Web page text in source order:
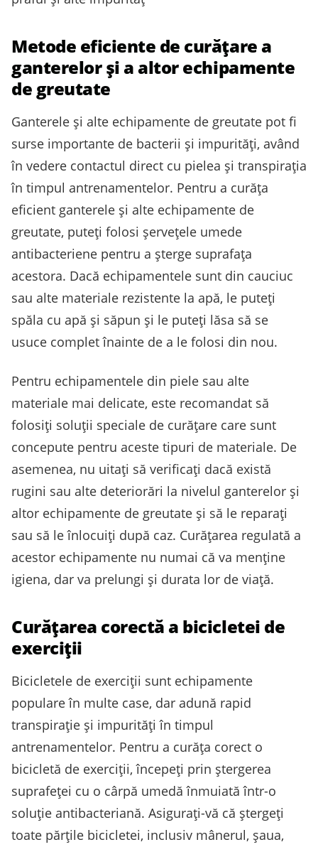
Metode eficiente de curățare a
ganterelor și a altor echipamente
de greutate
Ganterele și alte echipamente de greutate pot fi
surse importante de bacterii și impurități, având
în vedere contactul direct cu pielea și transpirația
în timpul antrenamentelor. Pentru a curăța
eficient ganterele și alte echipamente de
greutate, puteți folosi șervețele umede
antibacteriene pentru a șterge suprafața
acestora. Dacă echipamentele sunt din cauciuc
sau alte materiale rezistente la apă, le puteți
spăla cu apă și săpun și le puteți lăsa să se
usuce complet înainte de a le folosi din nou.
Pentru echipamentele din piele sau alte
materiale mai delicate, este recomandat să
folosiți soluții speciale de curățare care sunt
concepute pentru aceste tipuri de materiale. De
asemenea, nu uitați să verificați dacă există
rugini sau alte deteriorări la nivelul ganterelor și
altor echipamente de greutate și să le reparați
sau să le înlocuiți după caz. Curățarea regulată a
acestor echipamente nu numai că va menține
igiena, dar va prelungi și durata lor de viață.
Curățarea corectă a bicicletei de
exerciții
Bicicletele de exerciții sunt echipamente
populare în multe case, dar adună rapid
transpirație și impurități în timpul
antrenamentelor. Pentru a curăța corect o
bicicletă de exerciții, începeți prin ștergerea
suprafeței cu o cârpă umedă înmuiată într-o
soluție antibacteriană. Asigurați-vă că ștergeți
toate părțile bicicletei, inclusiv mânerul, șaua,